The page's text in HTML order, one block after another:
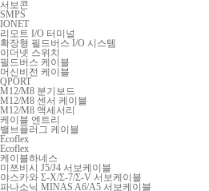
서보콘
SMPS
IONET
리모트 I/O 터미널
확장형 필드버스 I/O 시스템
이더넷 스위치
필드버스 케이블
머신비전 케이블
QPORT
M12/M8 분기보드
M12/M8 센서 케이블
M12/M8 액세서리
케이블 엔트리
밸브플러그 케이블
Ecoflex
Ecoflex
케이블하네스
미쯔비시 J5/J4 서보케이블
야스카와 Σ-X/Σ-7/Σ-V 서보케이블
파나소닉 MINAS A6/A5 서보케이블